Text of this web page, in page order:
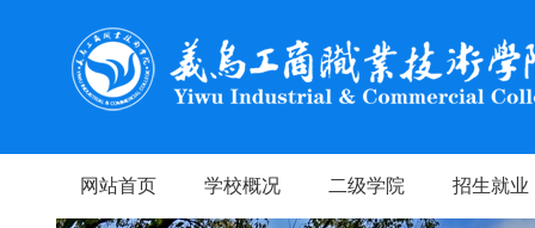
网站首页 学校概况 二级学院 招生就业